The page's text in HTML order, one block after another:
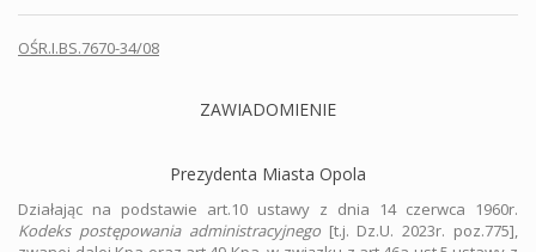
OŚR.I.BS.7670-34/08
ZAWIADOMIENIE
Prezydenta Miasta Opola
Działając na podstawie art.10 ustawy z dnia 14 czerwca 1960r.
Kodeks postępowania administracyjnego[t.j. Dz.U. 2023r. poz.775],